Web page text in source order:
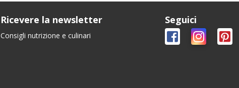
Ricevere la newsletter
Consigli nutrizione e culinari
Seguici